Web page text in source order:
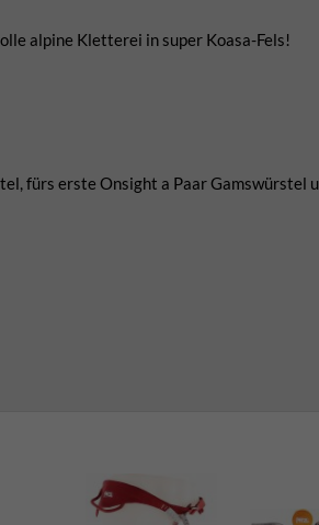
alpine Kletterei in super Koasa-Fels!
fürs erste Onsight a Paar Gamswürstel